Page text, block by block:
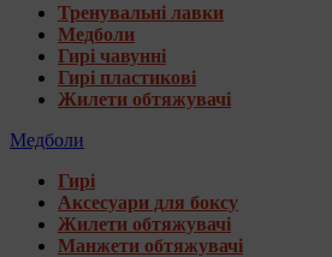
Тренувальні лавки
Медболи
Гирі чавунні
Гирі пластикові
Жилети обтяжувачі
Медболи
Гирі
Аксесуари для боксу
Жилети обтяжувачі
Манжети обтяжувачі